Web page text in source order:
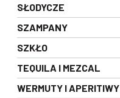
SŁODYCZE
SZAMPANY
SZKŁO
TEQUILA I MEZCAL
WERMUTY I APERITIWY